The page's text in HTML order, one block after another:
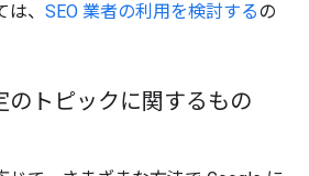
、 SEO 業者の利用を検討するの
のトピックに関するもの